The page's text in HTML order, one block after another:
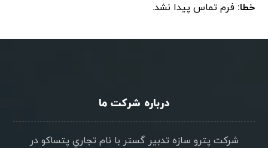
خطا: فرم تماس پیدا نشد.
درباره شرکت ما
شرکت پترو سازه تدبير گستر با نام تجاري پتساکو در